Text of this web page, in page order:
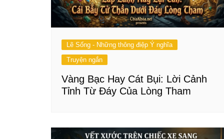
Lẽ Sống - Những thông điệp Ý nghĩa
Truyện ngắn
Vàng Bạc Hay Cát Bụi: Lời Cảnh
Tỉnh Từ Đáy Của Lòng Tham